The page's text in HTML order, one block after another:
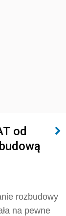
od
rozbudowy
na pewne